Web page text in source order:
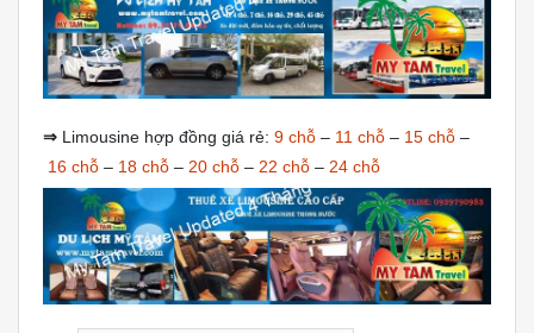
⇒ Limousine hợp đồng giá rẻ: 9 chỗ – 11 chỗ – 15 chỗ –
16 chỗ – 18 chỗ – 20 chỗ – 22 chỗ – 24 chỗ